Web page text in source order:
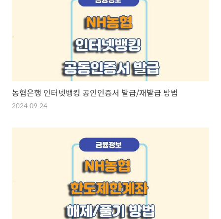
농협은행 인터넷뱅킹 공인인증서 발급/재발급 방법
2024.09.24